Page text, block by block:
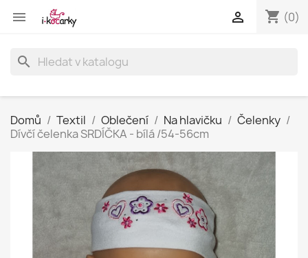
 shopping_cart (0)

search
Domů Textil Oblečení Na hlavičku
Čelenky
Dívčí čelenka SRDÍČKA - bílá /54-56cm